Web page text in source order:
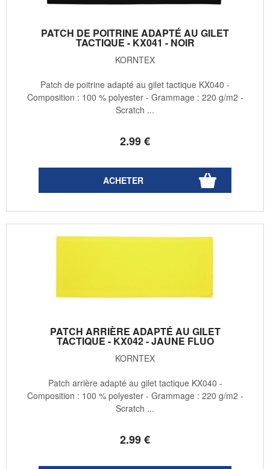
PATCH DE POITRINE ADAPTÉ AU GILET
TACTIQUE - KX041 - NOIR
KORNTEX
2.99€
Patch de poitrine adapté au gilet tactique KX040 -
Composition : 100 % polyester - Grammage : 220 g/m2 -
Scratch ...
PATCH ARRIÈRE ADAPTÉ AU GILET
TACTIQUE - KX042 - JAUNE FLUO
KORNTEX
2.99€
Patch arrière adapté au gilet tactique KX040 -
Composition : 100 % polyester - Grammage : 220 g/m2 -
Scratch ...